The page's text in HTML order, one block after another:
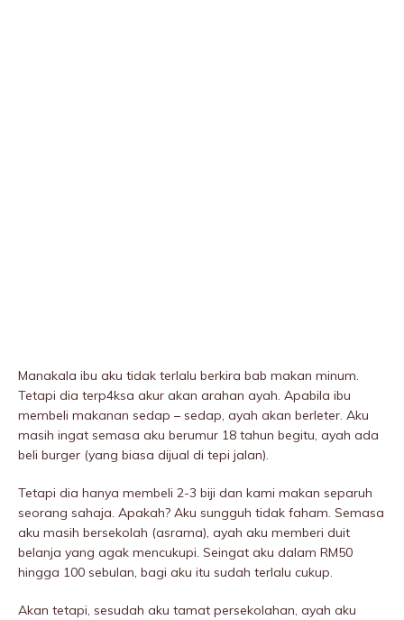
Manakala ibu aku tidak terlalu berkira bab makan minum.
Tetapi dia terp4ksa akur akan arahan ayah. Apabila ibu
membeli makanan sedap – sedap, ayah akan berleter. Aku
masih ingat semasa aku berumur 18 tahun begitu, ayah ada
beli burger (yang biasa dijual di tepi jalan).
Tetapi dia hanya membeli 2-3 biji dan kami makan separuh
seorang sahaja. Apakah? Aku sungguh tidak faham. Semasa
aku masih bersekolah (asrama), ayah aku memberi duit
belanja yang agak mencukupi. Seingat aku dalam RM50
hingga 100 sebulan, bagi aku itu sudah terlalu cukup.
Akan tetapi, sesudah aku tamat persekolahan, ayah aku